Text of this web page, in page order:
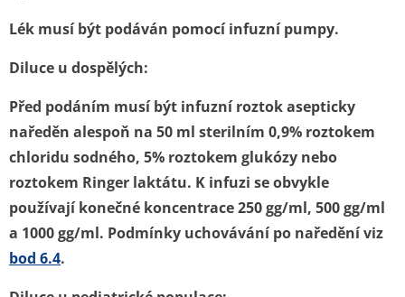
Lék musí být podáván pomocí infuzní pumpy.
Diluce u dospělých:
Před podáním musí být infuzní roztok asepticky
naředěn alespoň na 50 ml sterilním 0,9% roztokem
chloridu sodného, 5% roztokem glukózy nebo
roztokem Ringer laktátu. K infuzi se obvykle
používají konečné koncentrace 250 gg/ml, 500 gg/ml
a 1000 gg/ml. Podmínky uchovávání po naředění viz
bod 6.4.